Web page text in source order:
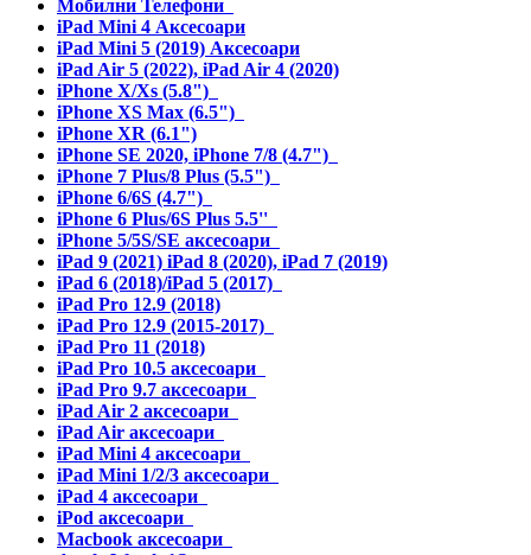
Мобилни Телефони
iPad Mini 4 Аксесоари
iPad Mini 5 (2019) Аксесоари
iPad Air 5 (2022), iPad Air 4 (2020)
iPhone X/Xs (5.8")
iPhone XS Max (6.5")
iPhone XR (6.1")
iPhone SE 2020, iPhone 7/8 (4.7")
iPhone 7 Plus/8 Plus (5.5")
iPhone 6/6S (4.7")
iPhone 6 Plus/6S Plus 5.5''
iPhone 5/5S/SE аксесоари
iPad 9 (2021) iPad 8 (2020), iPad 7 (2019)
iPad 6 (2018)/iPad 5 (2017)
iPad Pro 12.9 (2018)
iPad Pro 12.9 (2015-2017)
iPad Pro 11 (2018)
iPad Pro 10.5 аксесоари
iPad Pro 9.7 аксесоари
iPad Air 2 аксесоари
iPad Air аксесоари
iPad Mini 4 аксесоари
iPad Mini 1/2/3 аксесоари
iPad 4 аксесоари
iPod аксесоари
Macbook аксесоари